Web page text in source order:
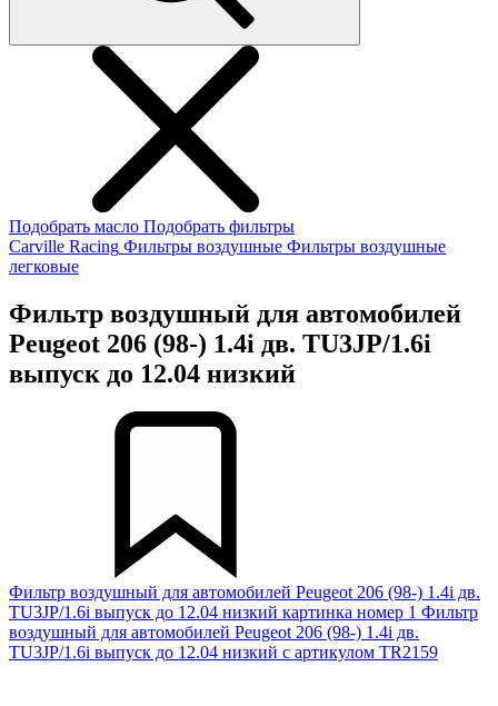
Подобрать масло Подобрать фильтры
Carville Racing Фильтры воздушные Фильтры воздушные
легковые
Фильтр воздушный для автомобилей
Peugeot 206 (98-) 1.4i дв. TU3JP/1.6i
выпуск до 12.04 низкий
Фильтр воздушный для автомобилей Peugeot 206 (98-) 1.4i дв.
TU3JP/1.6i выпуск до 12.04 низкий картинка номер 1 Фильтр
воздушный для автомобилей Peugeot 206 (98-) 1.4i дв.
TU3JP/1.6i выпуск до 12.04 низкий с артикулом TR2159